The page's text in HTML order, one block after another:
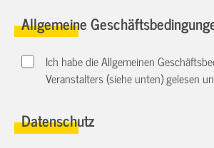
Allgemeine
Ich habe die Allgemeinen
Veranstalters (siehe unten) gelesen
Datenschutz